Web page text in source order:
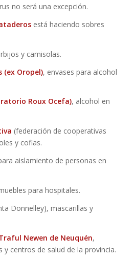
no será una excepción.
está haciendo sobres
y camisolas.
(ex Oropel), envases para alcohol
Roux Ocefa), alcohol en
(federación de cooperativas
y cofias.
aislamiento de personas en
para hospitales.
Donnelley), mascarillas y
Newen de Neuquén,
y centros de salud de la provincia.